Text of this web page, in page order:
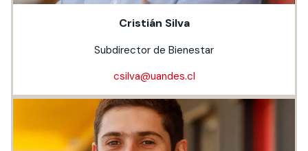
Cristián Silva
Subdirector de Bienestar
csilva@uandes.cl